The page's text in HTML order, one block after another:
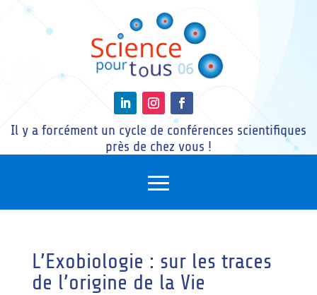
Il y a forcément un cycle de conférences scientifiques
près de chez vous !
L’Exobiologie : sur les traces
de l’origine de la Vie